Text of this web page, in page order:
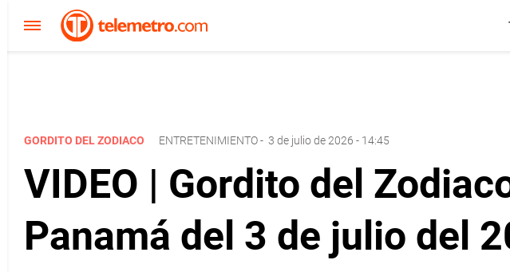
GORDITO DEL ZODIACO ENTRETENIMIENTO- 3 de julio de 2026 - 14:45
VIDEO | Gordito del
Panamá del 3 de julio del